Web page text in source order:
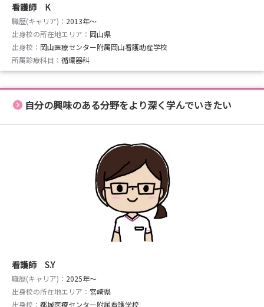
看護師 K
職歴(キャリア)： 2013年〜
出身校の所在地エリア： 岡山県
出身校： 岡山医療センター附属岡山看護助産学校
所属診療科目： 循環器科
自分の興味のある分野をより深く学んでいきたい
看護師 S.Y
職歴(キャリア)： 2025年〜
出身校の所在地エリア： 宮崎県
出身校： 都城医療センター附属看護学校